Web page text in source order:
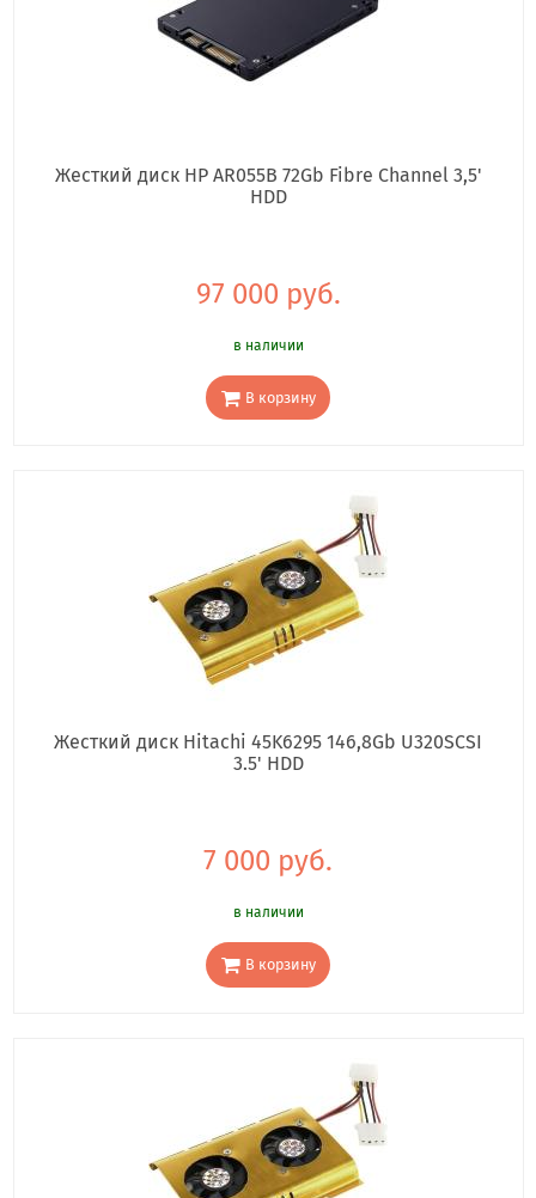
Жесткий диск HP AR055B 72Gb Fibre Channel 3,5'
HDD
97 000 руб.
в наличии
В корзину
Жесткий диск Hitachi 45K6295 146,8Gb U320SCSI
3.5' HDD
7 000 руб.
в наличии
В корзину